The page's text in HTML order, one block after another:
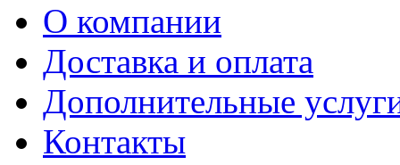
О компании
Доставка и оплата
Дополнительные
Контакты